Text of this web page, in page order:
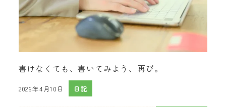
書けなくても、書いてみよう、再び。
投稿日
2026年4月10日 日記